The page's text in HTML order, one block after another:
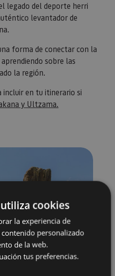
legado del deporte herri
levantador de
forma de conectar con la
sobre las
la región.
en tu itinerario si
y Ultzama.
cookies
la experiencia de
personalizado
de la web.
tus preferencias.